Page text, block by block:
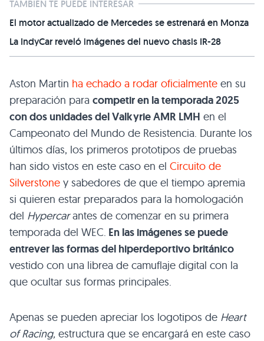
TAMBIÉN TE PUEDE INTERESAR
El motor actualizado de Mercedes se estrenará en Monza
La IndyCar reveló imágenes del nuevo chasis IR-28
Aston Martin ha echado a rodar oficialmente en su
preparación para competir en la temporada 2025
con dos unidades del Valkyrie AMR LMH en el
Campeonato del Mundo de Resistencia. Durante los
últimos días, los primeros prototipos de pruebas
han sido vistos en este caso en el Circuito de
Silverstone y sabedores de que el tiempo apremia
si quieren estar preparados para la homologación
del Hypercarantes de comenzar en su primera
temporada del WEC. En las imágenes se puede
entrever las formas del hiperdeportivo británico
vestido con una librea de camuflaje digital con la
que ocultar sus formas principales.
Apenas se pueden apreciar los logotipos de Heart
of Racing, estructura que se encargará en este caso